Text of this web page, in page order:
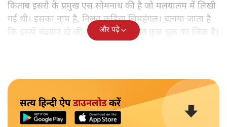
किताब इसरो के प्रमुख एस सोमनाथ की है जो मलयालम में लिखी
गई थी। इसका नाम है, निलवु कुडिचा सिमहंगल। बताया जाता है
कि इसमें चंद्रयान दो की नाकामी से संबंधित कुछ चूक का जिक्र है।
और पढ़ें
सत्य हिन्दी ऐपडाउनलोडकरें